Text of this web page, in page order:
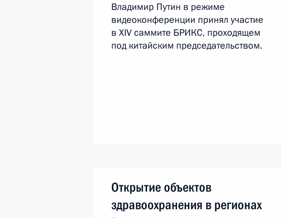
Владимир Путин в режиме
видеоконференции принял участие
в XIV саммите БРИКС, проходящем
под китайским председательством.
Открытие объектов
здравоохранения в регионах